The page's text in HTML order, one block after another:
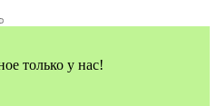
только у нас!